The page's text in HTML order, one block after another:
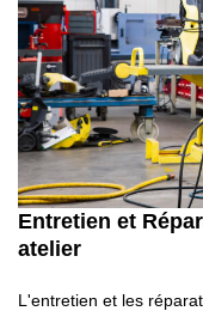
Entretien et
atelier
L'entretien et les